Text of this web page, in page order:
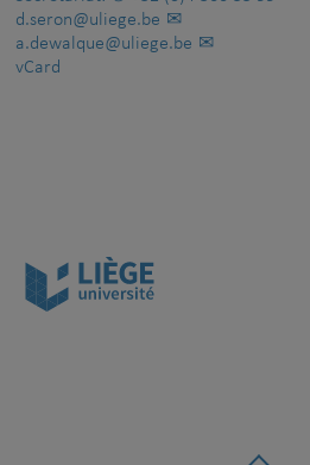
d.seron@uliege.be
a.dewalque@uliege.be
vCard